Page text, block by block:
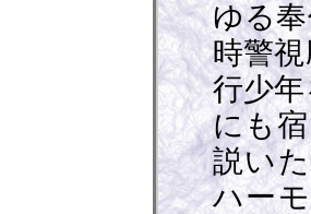
ゆる
時警
行少
にも
説い
ハー